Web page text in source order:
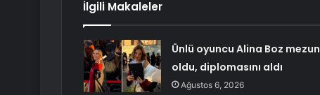
İlgili Makaleler
Ünlü oyuncu Alina Boz mezun
oldu, diplomasını aldı
Ağustos 6, 2026